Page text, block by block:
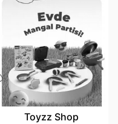
Toyzz Shop